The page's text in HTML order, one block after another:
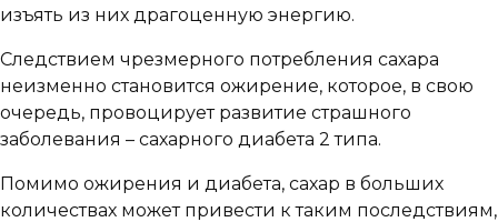
изъять из них драгоценную энергию.
Следствием чрезмерного потребления сахара
неизменно становится ожирение, которое, в свою
очередь, провоцирует развитие страшного
заболевания – сахарного диабета 2 типа.
Помимо ожирения и диабета, сахар в больших
количествах может привести к таким последствиям,